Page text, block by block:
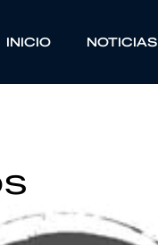
INICIO NOTICIAS